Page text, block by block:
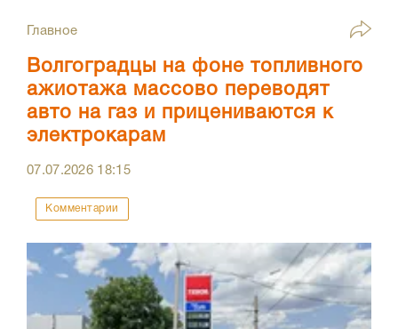
Главное
Волгоградцы на фоне топливного
ажиотажа массово переводят
авто на газ и прицениваются к
электрокарам
07.07.2026 18:15
Комментарии